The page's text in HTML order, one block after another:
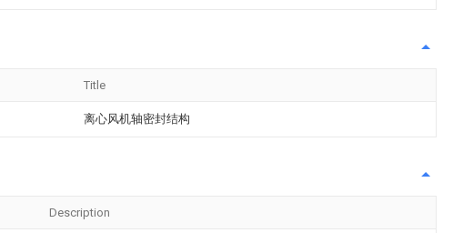
Title
离心风机轴密封结构
Description